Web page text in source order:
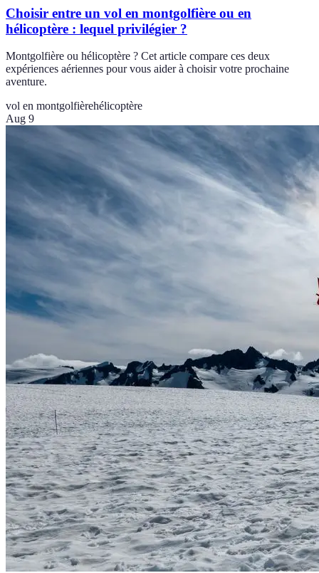
Choisir entre un vol en montgolfière ou en
hélicoptère : lequel privilégier ?
Montgolfière ou hélicoptère ? Cet article compare ces deux
expériences aériennes pour vous aider à choisir votre prochaine
aventure.
vol en montgolfièrehélicoptère
Aug 9